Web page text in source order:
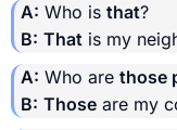
A: Who is that?
B: That is my
A: Who are those
B: Those are my